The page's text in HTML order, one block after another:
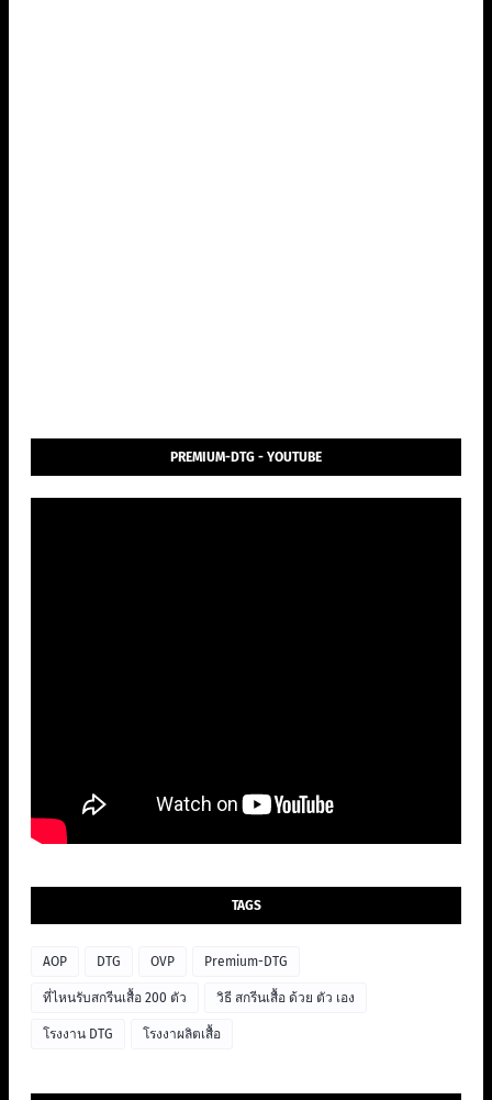
PREMIUM-DTG - YOUTUBE
TAGS
AOP DTG OVP Premium-DTG
ที่ไหนรับสกรีนเสื้อ 200 ตัว วิธี สกรีนเสื้อ ด้วย ตัว เอง
โรงงาน DTG โรงงาผลิตเสื้อ